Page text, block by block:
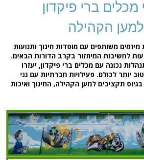
מכלים ברי פיקדון
למען הקהילה
משותפים עם מוסדות חינוך ותנועות
לחשיבות המיחזור בקרב הדורות הבאים.
נכונה עם מכלים ברי פיקדון, יעזרו
יותר לכולם. פעילויות חברתיות עם גני
תקציבים למען הקהילה, החינוך ואיכות